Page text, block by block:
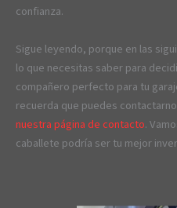
confianza.
Sigue leyendo, porque en las
lo que necesitas saber para
compañero perfecto para tu
recuerda que puedes
nuestra página de contacto.
caballete podría ser tu mejor